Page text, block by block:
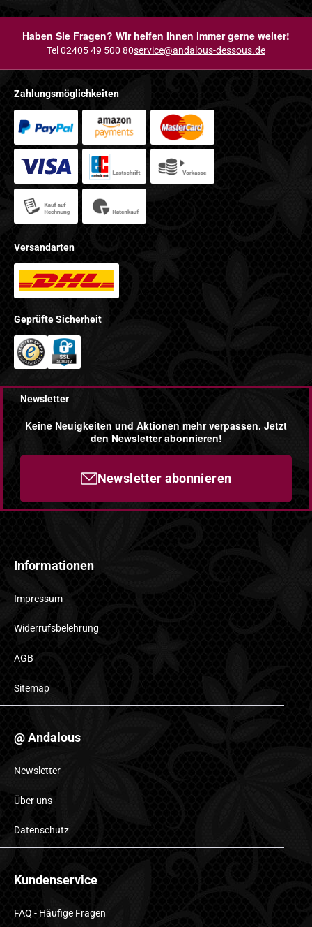
Haben Sie Fragen? Wir helfen Ihnen immer gerne weiter!
Tel 02405 49 500 80service@andalous-dessous.de
Zahlungsmöglichkeiten
Versandarten
Geprüfte Sicherheit
Newsletter
Keine Neuigkeiten und Aktionen mehr verpassen. Jetzt
den Newsletter abonnieren!
Newsletter abonnieren
Informationen
Impressum
Widerrufsbelehrung
AGB
Sitemap
@ Andalous
Newsletter
Über uns
Datenschutz
Kundenservice
FAQ - Häufige Fragen